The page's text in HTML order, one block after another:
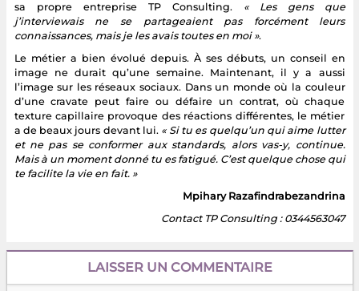
sa propre entreprise TP Consulting. « Les gens que
j’interviewais ne se partageaient pas forcément leurs
connaissances, mais je les avais toutes en moi ».
Le métier a bien évolué depuis. À ses débuts, un conseil en
image ne durait qu’une semaine. Maintenant, il y a aussi
l’image sur les réseaux sociaux. Dans un monde où la couleur
d’une cravate peut faire ou défaire un contrat, où chaque
texture capillaire provoque des réactions différentes, le métier
a de beaux jours devant lui. « Si tu es quelqu’un qui aime lutter
et ne pas se conformer aux standards, alors vas-y, continue.
Mais à un moment donné tu es fatigué. C’est quelque chose qui
te facilite la vie en fait. »
Mpihary Razafindrabezandrina
Contact TP Consulting : 0344563047
LAISSER UN COMMENTAIRE